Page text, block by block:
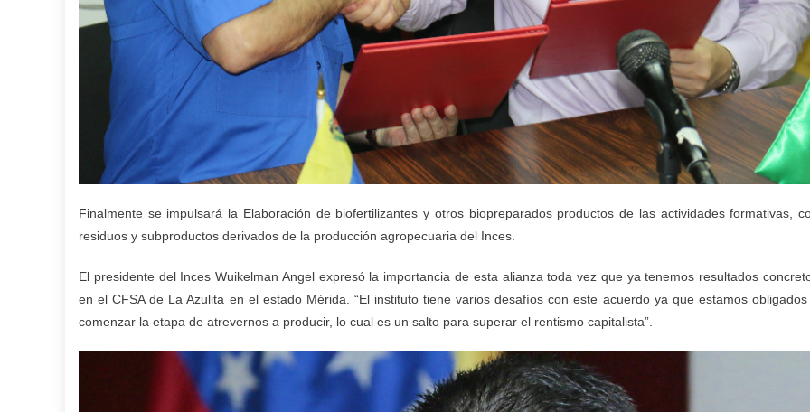
Finalmente se impulsará la Elaboración de biofertilizantes y otros biopreparados productos de las actividades formativas,
residuos y subproductos derivados de la producción agropecuaria del Inces.
El presidente del Inces Wuikelman Angel expresó la importancia de esta alianza toda vez que ya tenemos resultados
en el CFSA de La Azulita en el estado Mérida. “El instituto tiene varios desafíos con este acuerdo ya que estamos
comenzar la etapa de atrevernos a producir, lo cual es un salto para superar el rentismo capitalista”.